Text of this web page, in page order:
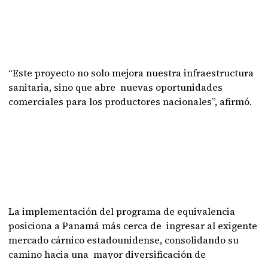
“Este proyecto no solo mejora nuestra infraestructura
sanitaria, sino que abre nuevas oportunidades
comerciales para los productores nacionales”, afirmó.
La implementación del programa de equivalencia
posiciona a Panamá más cerca de ingresar al exigente
mercado cárnico estadounidense, consolidando su
camino hacia una mayor diversificación de